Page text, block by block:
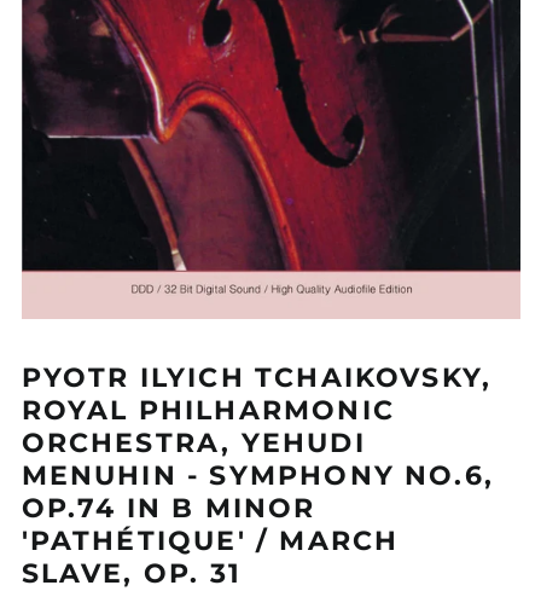
PYOTR ILYICH TCHAIKOVSKY,
ROYAL PHILHARMONIC
ORCHESTRA, YEHUDI
MENUHIN - SYMPHONY NO.6,
OP.74 IN B MINOR
'PATHÉTIQUE' / MARCH
SLAVE, OP. 31